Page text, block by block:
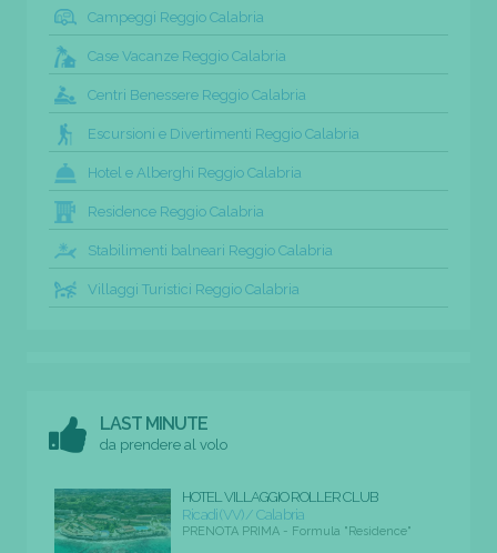
Campeggi Reggio Calabria
Case Vacanze Reggio Calabria
Centri Benessere Reggio Calabria
Escursioni e Divertimenti Reggio Calabria
Hotel e Alberghi Reggio Calabria
Residence Reggio Calabria
Stabilimenti balneari Reggio Calabria
Villaggi Turistici Reggio Calabria
LAST MINUTE
da prendere al volo
HOTEL VILLAGGIO ROLLER CLUB
Ricadi (VV) / Calabria
PRENOTA PRIMA - Formula "Residence"